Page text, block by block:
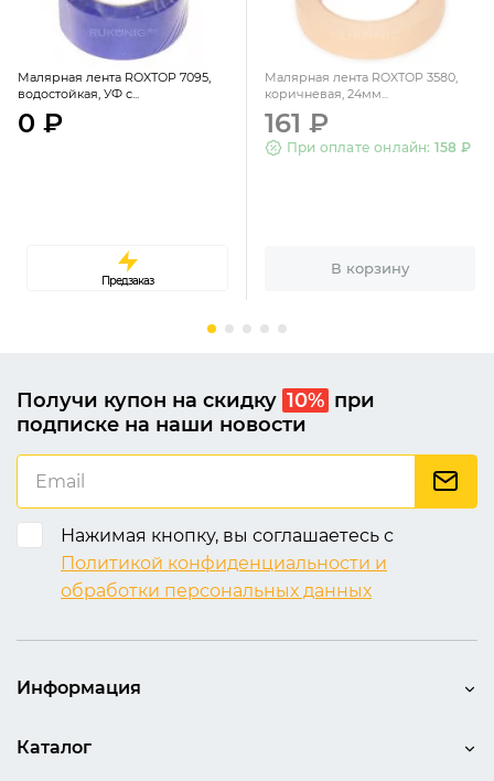
Малярная лента ROXTOP 7095,
водостойкая, УФ с...
0 ₽
Предзаказ
Малярная лента ROXTOP 3580,
коричневая, 24мм...
161 ₽
При оплате онлайн: 158 ₽
В корзину
Получи купон на скидку 10% при
подписке на наши новости
Нажимая кнопку, вы соглашаетесь с
Политикой конфиденциальности и
обработки персональных данных
Информация
Каталог